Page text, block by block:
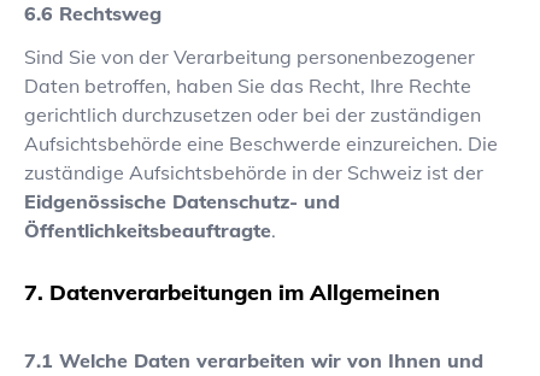
Rechtsweg
Sind Sie von der Verarbeitung personenbezogener
Daten betroffen, haben Sie das Recht, Ihre Rechte
gerichtlich durchzusetzen oder bei der zuständigen
Aufsichtsbehörde eine Beschwerde einzureichen. Die
zuständige Aufsichtsbehörde in der Schweiz ist der
Eidgenössische Datenschutz- und
Öffentlichkeitsbeauftragte.
Datenverarbeitungen im Allgemeinen
Welche Daten verarbeiten wir von Ihnen und